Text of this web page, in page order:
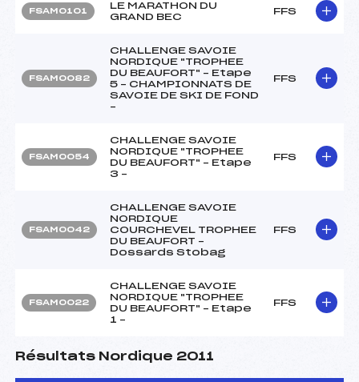
FSAM0101
LE MARATHON DU
GRAND BEC
FFS
FSAM0082
CHALLENGE SAVOIE
NORDIQUE "TROPHEE
DU BEAUFORT" – Etape
5 – CHAMPIONNATS DE
SAVOIE DE SKI DE FOND
–
FFS
FSAM0054
CHALLENGE SAVOIE
NORDIQUE "TROPHEE
DU BEAUFORT" – Etape
3 –
FFS
FSAM0042
CHALLENGE SAVOIE
NORDIQUE
COURCHEVEL TROPHEE
DU BEAUFORT –
Dossards Stobag
FFS
FSAM0022
CHALLENGE SAVOIE
NORDIQUE "TROPHEE
DU BEAUFORT" – Etape
1 –
FFS
Résultats Nordique 2011